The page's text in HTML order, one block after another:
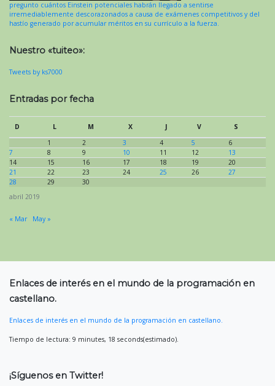
pregunto cuántos Einstein potenciales habrán llegado a sentirse
irremediablemente descorazonados a causa de exámenes competitivos y del
hastío generado por acumular méritos en su currículo a la fuerza.
Nuestro «tuiteo»:
Tweets by ks7000
Entradas por fecha
abril 2019
D L M X J V
S
1
2 3 4 5
6
7
8 9 10 11 12
13
14
15 16 17 18 19
20
21
22 23 24 25 26
27
28
29 30
« Mar May »
Enlaces de interés en el mundo de la programación en
castellano.
Enlaces de interés en el mundo de la programación en castellano.
Tiempo de lectura: 9 minutes, 18 seconds(estimado).
¡Síguenos en Twitter!